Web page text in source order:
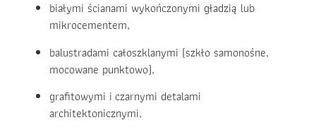
białymi ścianami wykończonymi gładzią lub
mikrocementem,
balustradami całoszklanymi (szkło samonośne,
mocowane punktowo),
grafitowymi i czarnymi detalami
architektonicznymi,